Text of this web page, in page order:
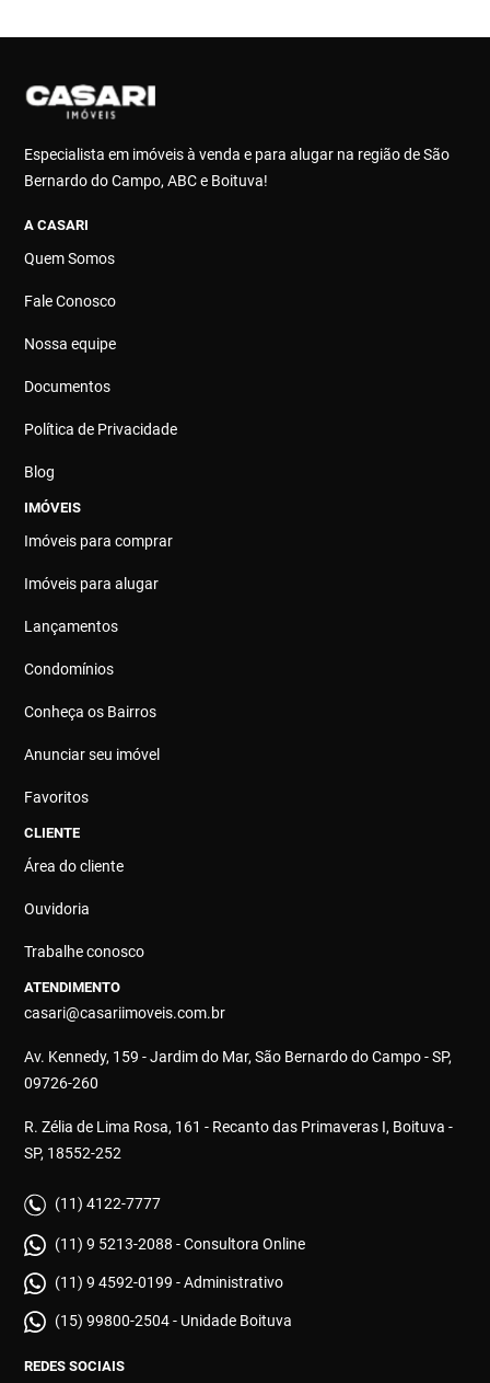
Especialista em imóveis à venda e para alugar na região de São
Bernardo do Campo, ABC e Boituva!
A CASARI
Quem Somos
Fale Conosco
Nossa equipe
Documentos
Política de Privacidade
Blog
IMÓVEIS
Imóveis para comprar
Imóveis para alugar
Lançamentos
Condomínios
Conheça os Bairros
Anunciar seu imóvel
Favoritos
CLIENTE
Área do cliente
Ouvidoria
Trabalhe conosco
ATENDIMENTO
casari@casariimoveis.com.br
Av. Kennedy, 159 - Jardim do Mar, São Bernardo do Campo - SP,
09726-260
R. Zélia de Lima Rosa, 161 - Recanto das Primaveras I, Boituva -
SP, 18552-252
(11) 4122-7777
(11) 9 5213-2088 - Consultora Online
(11) 9 4592-0199 - Administrativo
(15) 99800-2504 - Unidade Boituva
REDES SOCIAIS